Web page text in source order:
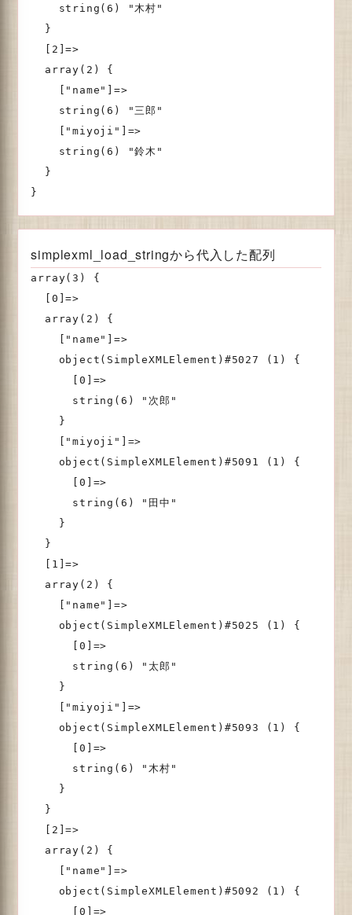
    string(6) "木村"
  }
  [2]=>
  array(2) {
    ["name"]=>
    string(6) "三郎"
    ["miyoji"]=>
    string(6) "鈴木"
  }
}
simplexml_load_stringから代入した配列
array(3) {
  [0]=>
  array(2) {
    ["name"]=>
    object(SimpleXMLElement)#5027 (1) {
      [0]=>
      string(6) "次郎"
    }
    ["miyoji"]=>
    object(SimpleXMLElement)#5091 (1) {
      [0]=>
      string(6) "田中"
    }
  }
  [1]=>
  array(2) {
    ["name"]=>
    object(SimpleXMLElement)#5025 (1) {
      [0]=>
      string(6) "太郎"
    }
    ["miyoji"]=>
    object(SimpleXMLElement)#5093 (1) {
      [0]=>
      string(6) "木村"
    }
  }
  [2]=>
  array(2) {
    ["name"]=>
    object(SimpleXMLElement)#5092 (1) {
      [0]=>